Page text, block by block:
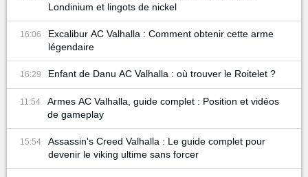
Londinium et lingots de nickel
16:06
Excalibur AC Valhalla : Comment obtenir cette arme
légendaire
16:29 Enfant de Danu AC Valhalla : où trouver le Roitelet ?
11:54
Armes AC Valhalla, guide complet : Position et vidéos
de gameplay
15:54
Assassin's Creed Valhalla : Le guide complet pour
devenir le viking ultime sans forcer